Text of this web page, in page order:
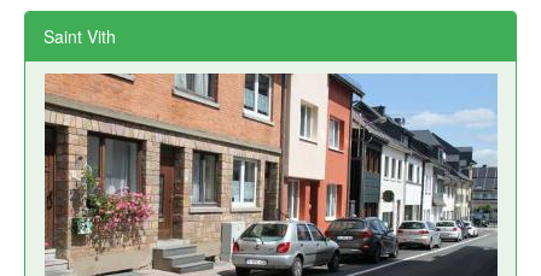
Saint Vith